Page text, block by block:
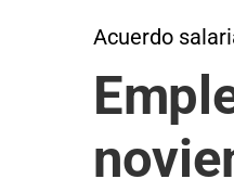
Acuerdo